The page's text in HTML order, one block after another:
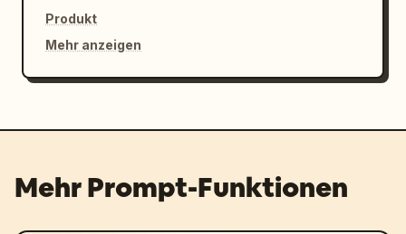
Produkt
Mehr anzeigen
Mehr Prompt-Funktionen